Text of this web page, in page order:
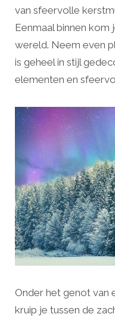
van sfeervolle
Eenmaal binnen kom
wereld. Neem even
is geheel in stijl
elementen en
Onder het genot van
kruip je tussen de